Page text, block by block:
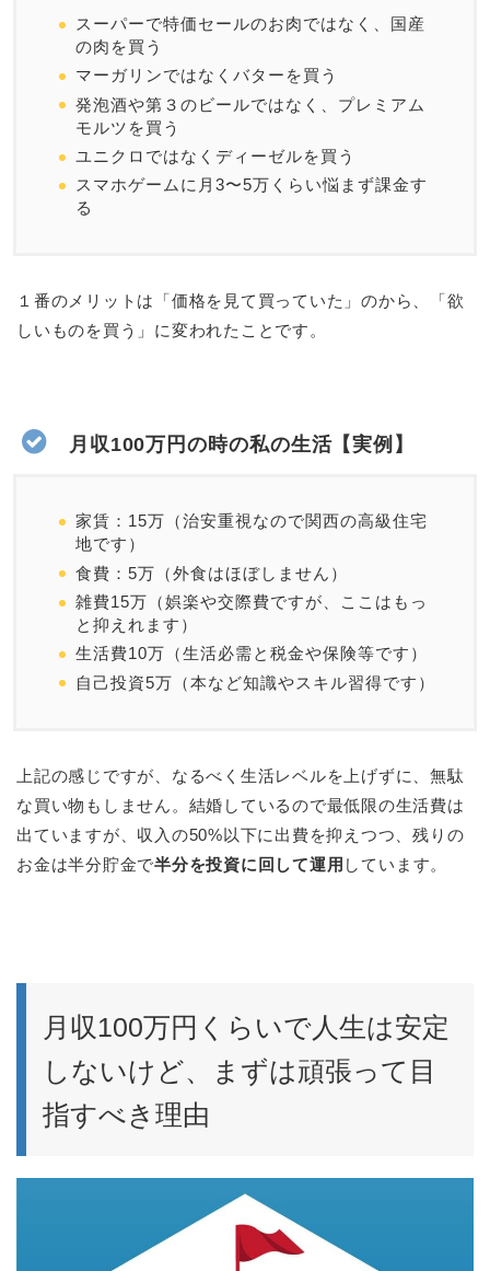
スーパーで特価セールのお肉ではなく、国産
の肉を買う
マーガリンではなくバターを買う
発泡酒や第３のビールではなく、プレミアム
モルツを買う
ユニクロではなくディーゼルを買う
スマホゲームに月3〜5万くらい悩まず課金す
る
１番のメリットは「価格を見て買っていた」のから、「欲
しいものを買う」に変われたことです。
月収100万円の時の私の生活【実例】
家賃：15万（治安重視なので関西の高級住宅
地です）
食費：5万（外食はほぼしません）
雑費15万（娯楽や交際費ですが、ここはもっ
と抑えれます）
生活費10万（生活必需と税金や保険等です）
自己投資5万（本など知識やスキル習得です）
上記の感じですが、なるべく生活レベルを上げずに、無駄
な買い物もしません。結婚しているので最低限の生活費は
出ていますが、収入の50%以下に出費を抑えつつ、残りの
お金は半分貯金で半分を投資に回して運用 しています。
月収100万円くらいで人生は安定
しないけど、まずは頑張って目
指すべき理由